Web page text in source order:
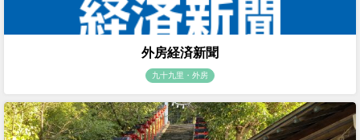
外房経済新聞
九十九里・外房